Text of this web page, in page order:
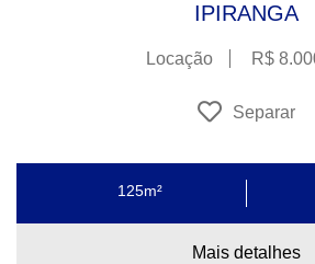
IPIRANGA
Locação R$
Separar
125m²
Mais detalhes